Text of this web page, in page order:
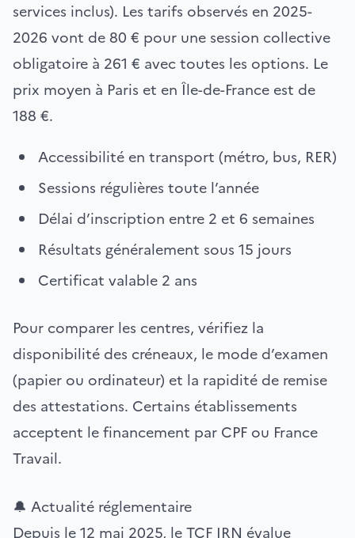
services inclus). Les tarifs observés en 2025-
2026 vont de 80 € pour une session collective
obligatoire à 261 € avec toutes les options. Le
prix moyen à Paris et en Île-de-France est de
188 €.
Accessibilité en transport (métro, bus, RER)
Sessions régulières toute l’année
Délai d’inscription entre 2 et 6 semaines
Résultats généralement sous 15 jours
Certificat valable 2 ans
Pour comparer les centres, vérifiez la
disponibilité des créneaux, le mode d’examen
(papier ou ordinateur) et la rapidité de remise
des attestations. Certains établissements
acceptent le financement par CPF ou France
Travail.
🔔 Actualité réglementaire
Depuis le 12 mai 2025, le TCF IRN évalue